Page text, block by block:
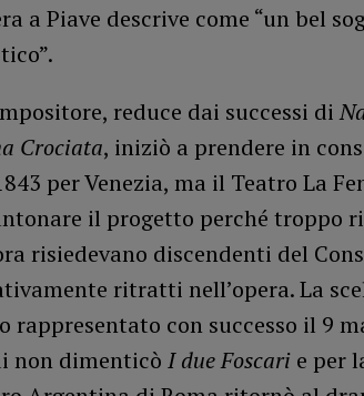
a Piave descrive come “un bel
reduce dai successi di
Crociata, iniziò a prendere in
per Venezia, ma il Teatro La
il progetto perché troppo
risiedevano discendenti del
ritratti nell’opera. La
rappresentato con successo il 9
non dimenticò I due Foscarie per